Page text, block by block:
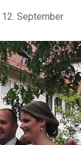
12. September